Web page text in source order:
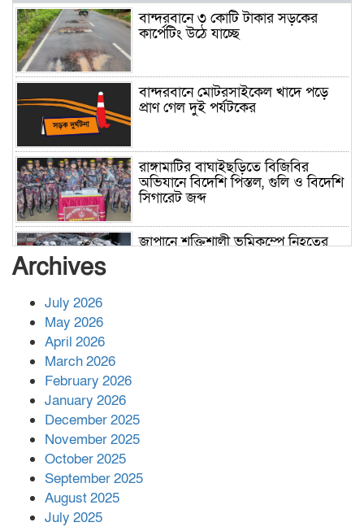
বান্দরবানে ৩ কোটি টাকার সড়কের
কার্পেটিং উঠে যাচ্ছে
বান্দরবানে মোটরসাইকেল খাদে পড়ে
প্রাণ গেল দুই পর্যটকের
রাঙ্গামাটির বাঘাইছড়িতে বিজিবির
অভিযানে বিদেশি পিস্তল, গুলি ও বিদেশি
সিগারেট জব্দ
জাপানে শক্তিশালী ভূমিকম্পে নিহতের
পর ফোন তারেক রহমানের,গ্যাস সঙ্কট
Archives
July 2026
May 2026
April 2026
March 2026
February 2026
January 2026
December 2025
November 2025
October 2025
September 2025
August 2025
July 2025